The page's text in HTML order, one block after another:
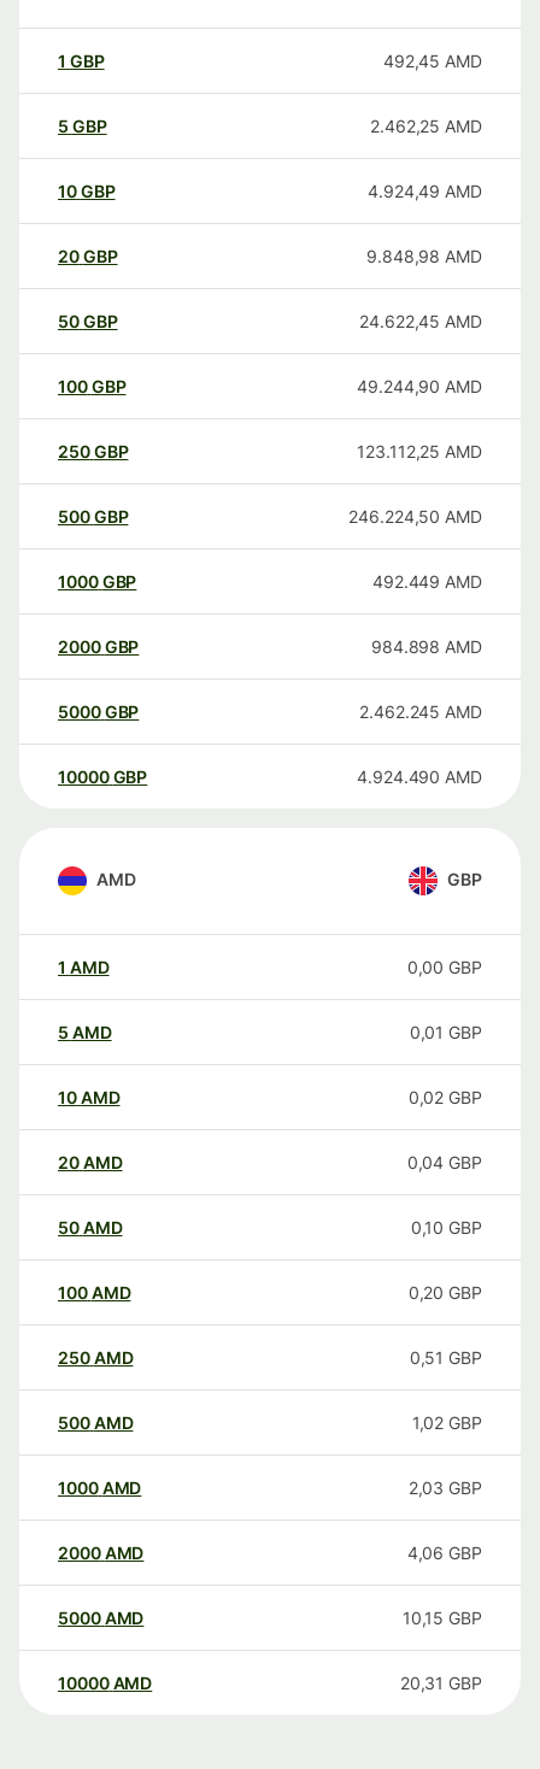
1 GBP 492,45 AMD
5 GBP 2.462,25 AMD
10GBP 4.924,49 AMD
20GBP 9.848,98 AMD
50GBP 24.622,45 AMD
100GBP 49.244,90 AMD
250GBP 123.112,25 AMD
500GBP 246.224,50 AMD
1000GBP 492.449 AMD
2000GBP 984.898 AMD
5000GBP 2.462.245 AMD
10000 GBP 4.924.490 AMD
AMD GBP
1 AMD 0,00 GBP
5 AMD 0,01 GBP
10AMD 0,02 GBP
20AMD 0,04 GBP
50AMD 0,10 GBP
100AMD 0,20 GBP
250AMD 0,51 GBP
500AMD 1,02 GBP
1000AMD 2,03 GBP
2000AMD 4,06 GBP
5000AMD 10,15 GBP
10000 AMD 20,31 GBP